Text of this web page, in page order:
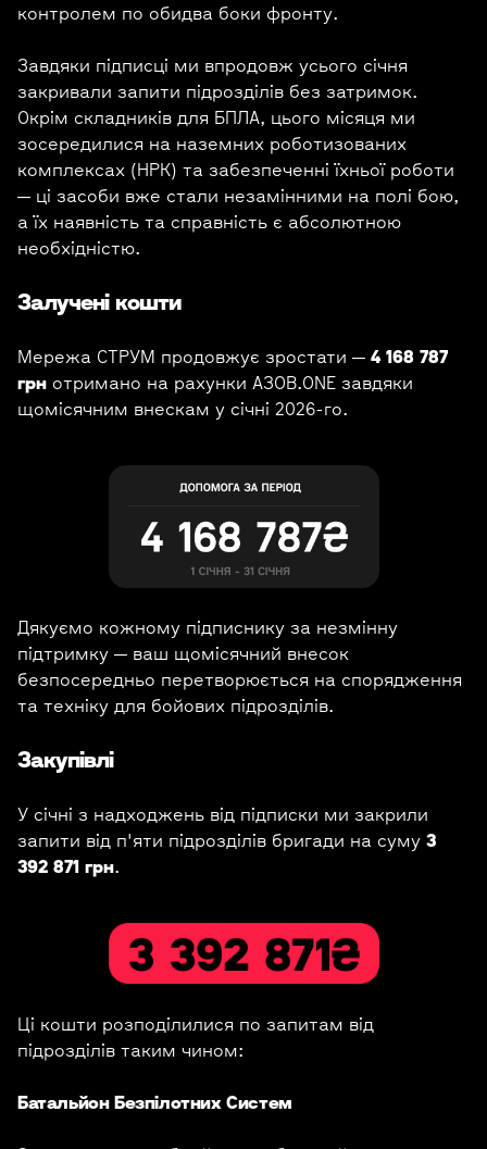
контролем по обидва боки фронту.
Завдяки підписці ми впродовж усього січня
закривали запити підрозділів без затримок.
Окрім складників для БПЛА, цього місяця ми
зосередилися на наземних роботизованих
комплексах (НРК) та забезпеченні їхньої роботи
— ці засоби вже стали незамінними на полі бою,
а їх наявність та справність є абсолютною
необхідністю.
Залучені кошти
Мережа СТРУМ продовжує зростати — 4 168 787
грн отримано на рахунки АЗОВ.ONE завдяки
щомісячним внескам у січні 2026-го.
Дякуємо кожному підписнику за незмінну
підтримку — ваш щомісячний внесок
безпосередньо перетворюється на спорядження
та техніку для бойових підрозділів.
Закупівлі
У січні з надходжень від підписки ми закрили
запити від п'яти підрозділів бригади на суму 3
392 871 грн.
Ці кошти розподілилися по запитам від
підрозділів таким чином:
Батальйон Безпілотних Систем